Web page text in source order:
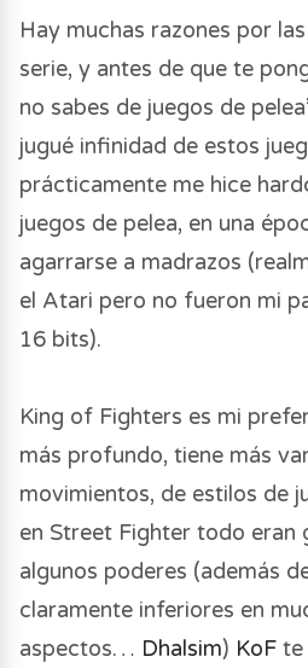
Based on KOF '98, this new
MATCH" features a unique
system and game balance
game modes such as
"Practice Mode" have also
In addition, this title adopts
its online matches. Online
accommodate up to nine
greatly overhauled,
for battles and settings for
conditions!
Aim for the top by winning
between 64 popular
Hay muchas razones por
serie, y antes de que te
no sabes de juegos de
jugué infinidad de estos
prácticamente me hice
juegos de pelea, en una
agarrarse a madrazos
el Atari pero no fueron mi
16 bits).
King of Fighters es mi
más profundo, tiene más
movimientos, de estilos de
en Street Fighter todo eran
algunos poderes (además
claramente inferiores en
aspectos… Dhalsim) KoF te